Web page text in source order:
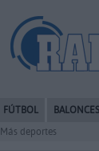
FÚTBOL
Más deportes